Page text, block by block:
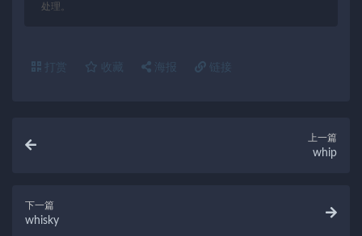
处理。
打赏 收藏 海报 链接
上一篇
whip
下一篇
whisky